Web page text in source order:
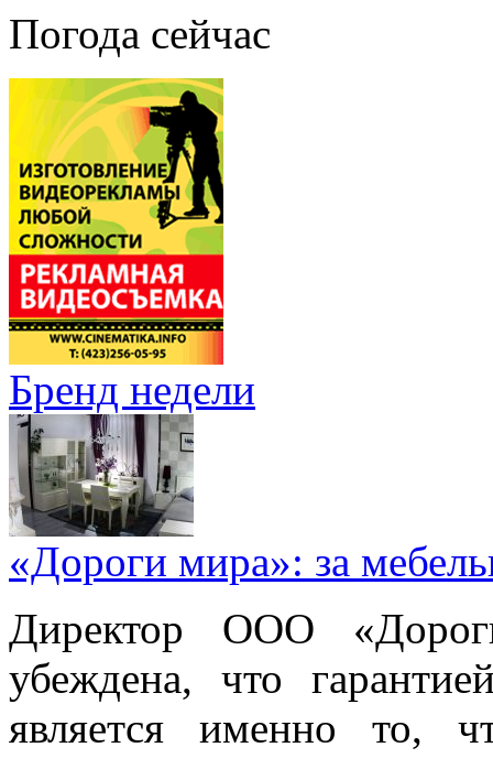
Погода сейчас
Бренд недели
«Дороги мира»: за
Директор ООО
убеждена, что
является именно то,